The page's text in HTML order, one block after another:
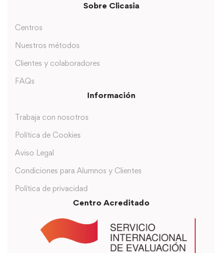
Sobre Clicasia
Centros
Nuestros métodos
Clientes y colaboradores
FAQs
Información
Trabaja con nosotros
Política de Cookies
Aviso Legal
Condiciones para Alumnos y Clientes
Política de privacidad
Centro Acreditado